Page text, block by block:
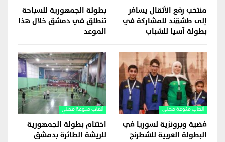
منتخب رفع الأثقال يسافر
إلى طشقند للمشاركة في
بطولة آسيا للشباب
بطولة الجمهورية للسباحة
تنطلق في دمشق خلال هذا
الموعد
ألعاب منوعة محلي
فضية وبرونزية لسوريا في
البطولة العربية للشطرنج
ألعاب منوعة محلي
اختتام بطولة الجمهورية
للريشة الطائرة بدمشق